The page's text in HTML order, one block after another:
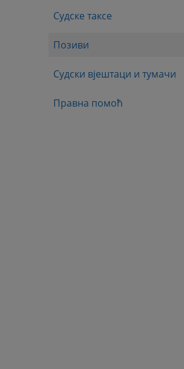
Судске таксе
Позиви
Судски вјештаци и тумачи
Правна помоћ